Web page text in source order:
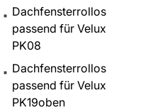
Dachfensterrollos
passend für Velux
PK08
Dachfensterrollos
passend für Velux
PK19oben